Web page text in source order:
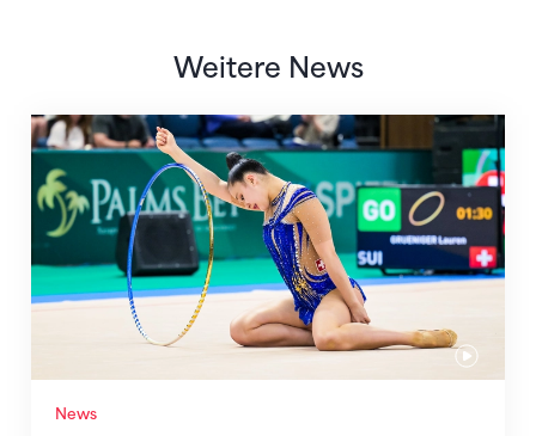
Weitere News
News
Nächster Halt: Weltmeisterschaft